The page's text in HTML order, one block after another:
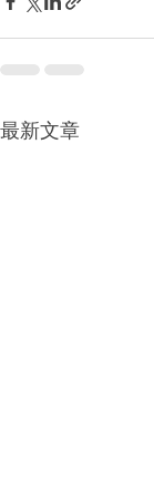
最新文章